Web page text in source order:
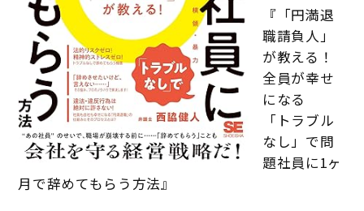
『「円満退
職請負人」
が教える！
全員が幸せ
になる
「トラブル
なし」で問
題社員に1ヶ
月で辞めてもらう方法』